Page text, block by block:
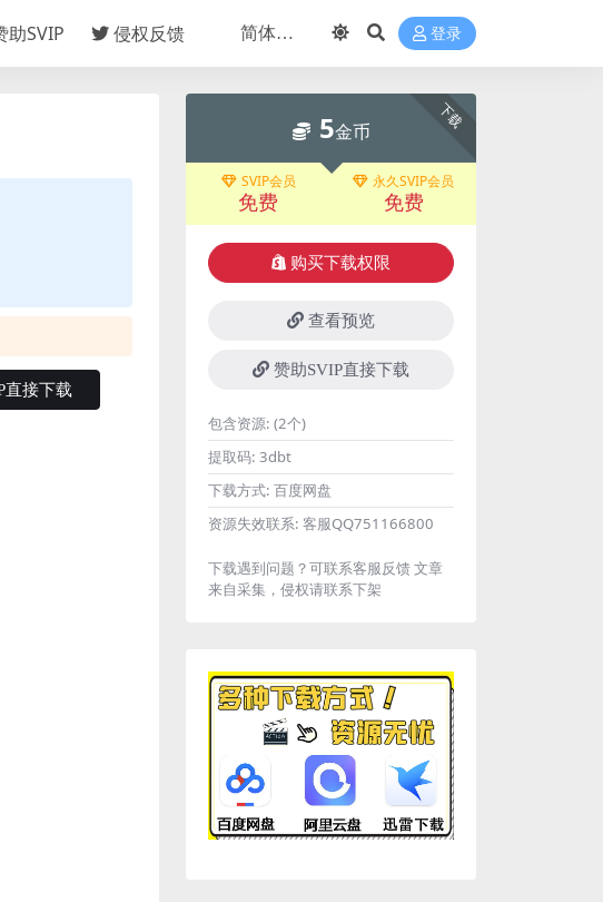
助SVIP 侵权反馈 登录
直接下载
下载
5金币
SVIP会员
免费
永久SVIP会员
免费
购买下载权限
查看预览
赞助SVIP直接下载
包含资源: (2个)
提取码: 3dbt
下载方式: 百度网盘
资源失效联系: 客服QQ751166800
下载遇到问题？可联系客服反馈 文章
来自采集，侵权请联系下架